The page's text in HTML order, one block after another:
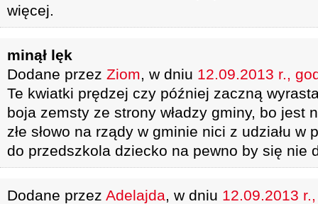
więcej.
minął lęk
Dodane przez Ziom, w dniu 12.09.2013 r.,
Te kwiatki prędzej czy później zaczną
boja zemsty ze strony władzy gminy, bo jest
złe słowo na rządy w gminie nici z udziału
do przedszkola dziecko na pewno by się nie
Dodane przez Adelajda, w dniu 12.09.2013